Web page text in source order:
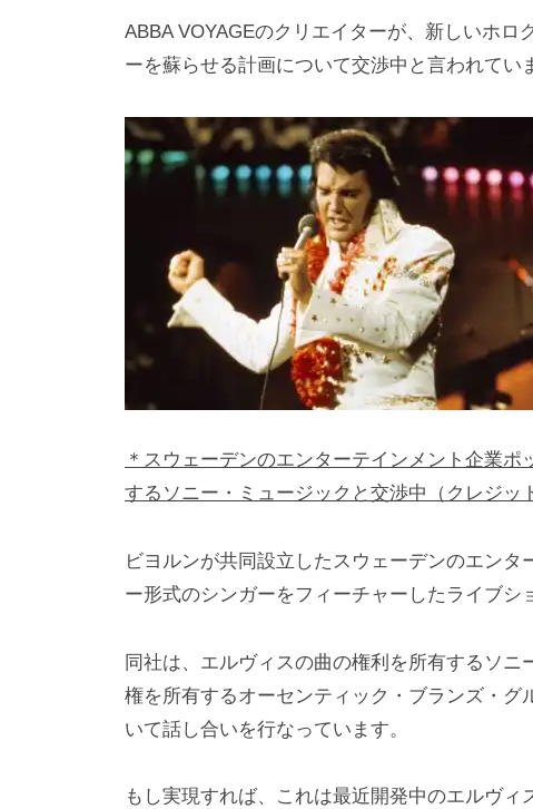
a
s
i
y
a
メ
ン
ABBA VOYAGEのクリエイターが、新しいホ
ーを蘇らせる計画について交渉中と言われてい
＊スウェーデンのエンターテインメント企業
するソニー・ミュージックと交渉中（クレジッ
ビヨルンが共同設立したスウェーデンのエン
ー形式のシンガーをフィーチャーしたライブシ
同社は、エルヴィスの曲の権利を所有するソ
権を所有するオーセンティック・ブランズ・
いて話し合いを行なっています。
もし実現すれば、これは最近開発中のエルヴィ